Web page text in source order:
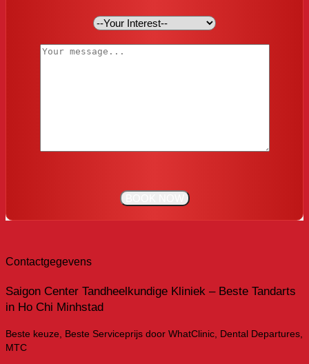
Contactgegevens
Saigon Center Tandheelkundige Kliniek – Beste Tandarts
in Ho Chi Minhstad
Beste keuze, Beste Serviceprijs door WhatClinic, Dental Departures,
MTC